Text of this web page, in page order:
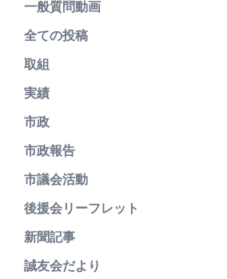
一般質問動画
全ての投稿
取組
実績
市政
市政報告
市議会活動
後援会リーフレット
新聞記事
誠友会だより